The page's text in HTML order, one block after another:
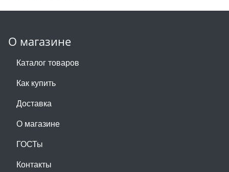
О магазине
Каталог товаров
Как купить
Доставка
О магазине
ГОСТы
Контакты